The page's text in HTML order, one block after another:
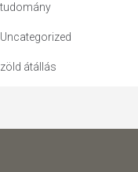
tudomány
Uncategorized
zöld átállás